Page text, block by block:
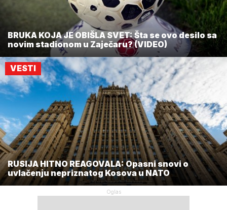
BRUKA KOJA JE OBIŠLA SVET: Šta se ovo desilo sa
novim stadionom u Zaječaru? (VIDEO)
VESTI
RUSIJA HITNO REAGOVALA: Opasni snovi o
uvlačenju nepriznatog Kosova u NATO